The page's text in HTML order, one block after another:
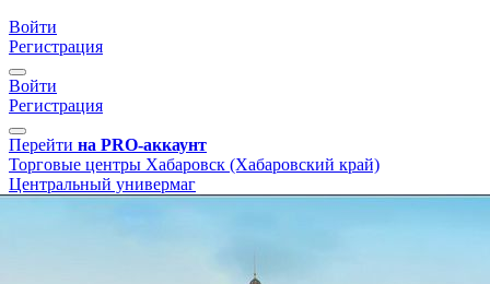
Войти
Регистрация
Войти
Регистрация
Перейти на PRO-аккаунт
Торговые центры Хабаровск (Хабаровский край)
Центральный универмаг